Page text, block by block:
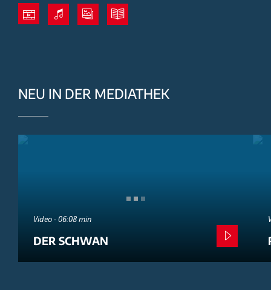
NEU IN DER MEDIATHEK
Video - 06:08 min
DER SCHWAN